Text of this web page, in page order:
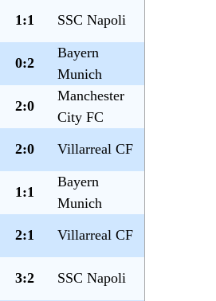
1:1 SSC Napoli
0:2
Bayern
Munich
2:0
Manchester
City FC
2:0 Villarreal CF
1:1
Bayern
Munich
2:1 Villarreal CF
3:2 SSC Napoli